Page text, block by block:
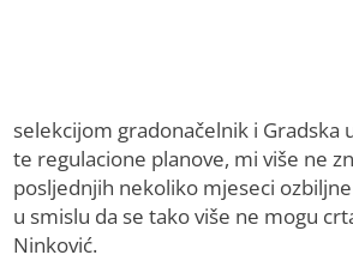
selekcijom gradonačelnik i Gradska
te regulacione planove, mi više ne
posljednjih nekoliko mjeseci
u smislu da se tako više ne mogu
Ninković.